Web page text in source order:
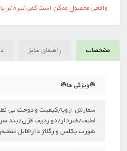
واقعی محصول ممکن است کمی تیره تر
مشخصات راهنمای سایز
☘️ویژگی ها☘️
سفارش اروپا/کیفیت و‌ دوخت بی
لطیف/فنردار/دو ردیف قزن/بند
شورت بکلس و رگلاژ دار(قابل